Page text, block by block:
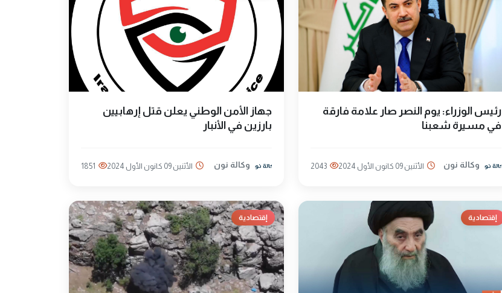
رئيس الوزراء: يوم النصر صار علامة فارقة
في مسيرة شعبنا
وكالة نون الأثنين 09 كانون الأول 2024 2043
جهاز الأمن الوطني يعلن قتل إرهابيين
بارزين في الأنبار
وكالة نون الأثنين 09 كانون الأول 2024 1851
إقتصادية إقتصادية